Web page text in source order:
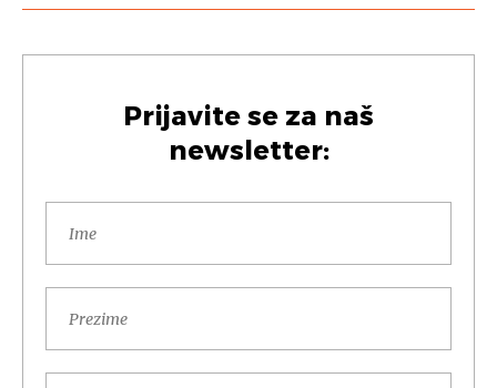
Prijavite se za naš
newsletter: